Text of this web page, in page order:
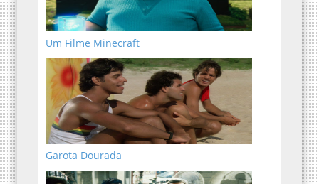
Um Filme Minecraft
Garota Dourada